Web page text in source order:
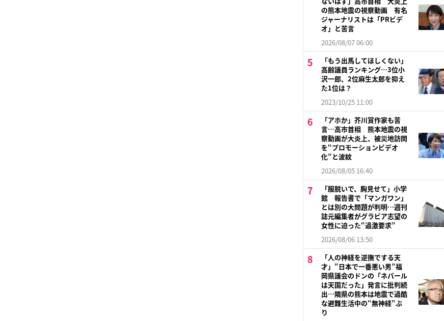
の熊本地震の視察動画 有名
ジャーナリストは「PRビデ
オ」と苦言
2026/08/07 06:00
「もう出馬してほしくない」
高齢議員ランキング…3位小
沢一郎、2位麻生太郎を抑え
た1位は？
2023/10/25 11:00
「アホか」芥川賞作家も苦
言…高市首相 熊本地震の視
察動画が大炎上、被災地訪問
を“プロモーションビデオ
化”と波紋
2026/08/05 16:40
「服脱いで、胸見せて」小学
館 報告書で「マンガワン」
とは別の大問題が判明…週刊
誌元編集者がグラビア志望の
女性に迫った“過激要求”
2026/08/06 13:50
「人の神経を逆撫でする天
才」”日本で一番悪い男”福
岡県議会のドンの「ネパール
は天国だった」発言に批判続
出…隣県の熊本は地震で過酷
な避難生活中の“無神経”ぶ
り